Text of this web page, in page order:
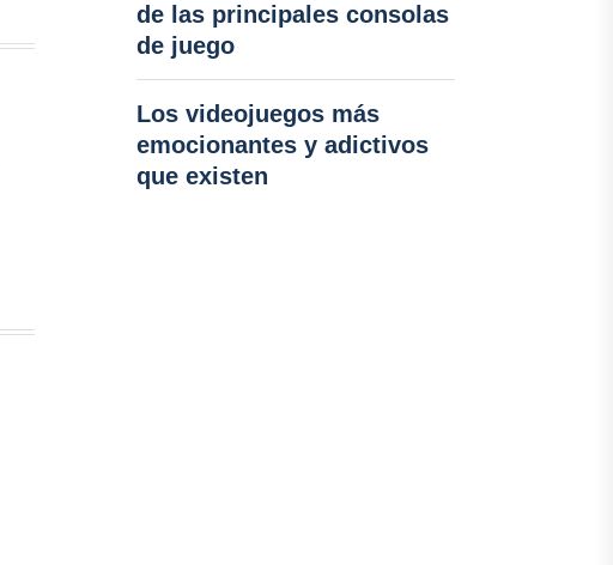
de las principales consolas
de juego
Los videojuegos más
emocionantes y adictivos
que existen